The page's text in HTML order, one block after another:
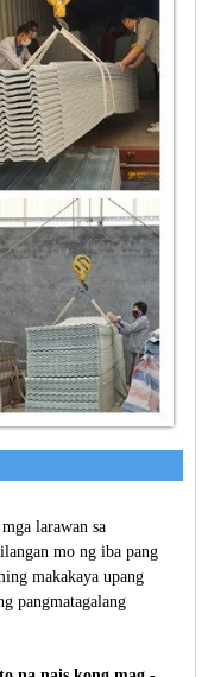
larawan sa
mo ng iba pang
makakaya upang
pangmatagalang